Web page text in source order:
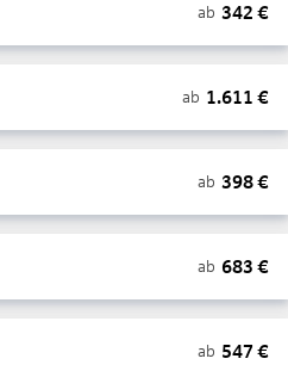
ab 342 €
ab 1.611 €
ab 398€
ab 683 €
ab 547 €